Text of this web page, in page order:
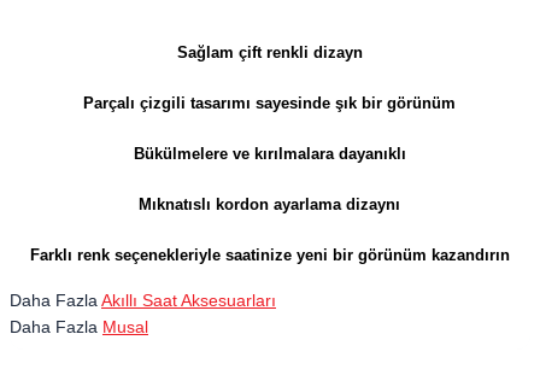
Sağlam çift renkli dizayn
Parçalı çizgili tasarımı sayesinde şık bir görünüm
Bükülmelere ve kırılmalara dayanıklı
Mıknatıslı kordon ayarlama dizaynı
Farklı renk seçenekleriyle saatinize yeni bir görünüm kazandırın
Daha Fazla Akıllı Saat Aksesuarları
Daha Fazla Musal